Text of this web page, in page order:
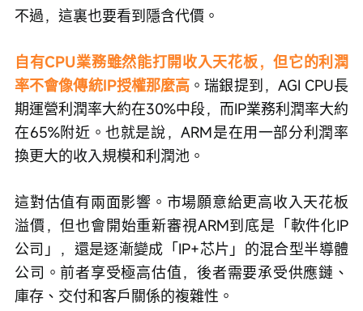
不過，這裏也要看到隱含代價。
自有CPU業務雖然能打開收入天花板，但它的利潤
率不會像傳統IP授權那麼高 。瑞銀提到，AGI CPU長
期運營利潤率大約在30%中段，而IP業務利潤率大約
在65%附近。也就是說，ARM是在用一部分利潤率
換更大的收入規模和利潤池。
這對估值有兩面影響。市場願意給更高收入天花板
溢價，但也會開始重新審視ARM到底是「軟件化IP
公司」，還是逐漸變成「IP+芯片」的混合型半導體
公司。前者享受極高估值，後者需要承受供應鏈、
庫存、交付和客戶關係的複雜性。